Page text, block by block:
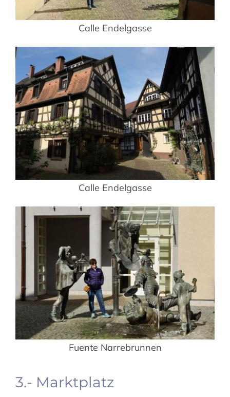
Calle Endelgasse
Calle Endelgasse
Fuente Narrebrunnen
3.- Marktplatz